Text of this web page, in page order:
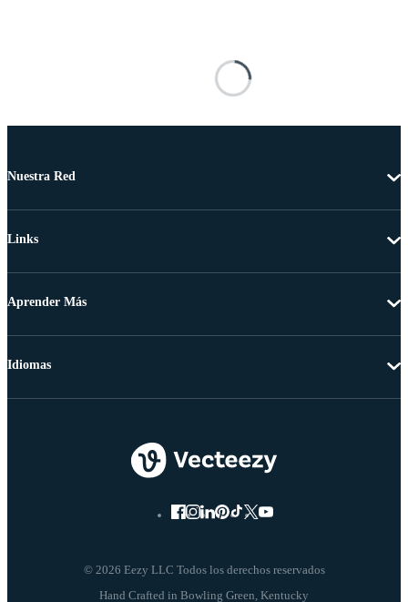
Nuestra Red
Links
Aprender Más
© 2026 Eezy LLC Todos los derechos reservados
Idiomas